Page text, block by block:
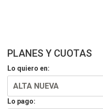
PLANES Y CUOTAS
Lo quiero en:
Lo pago: